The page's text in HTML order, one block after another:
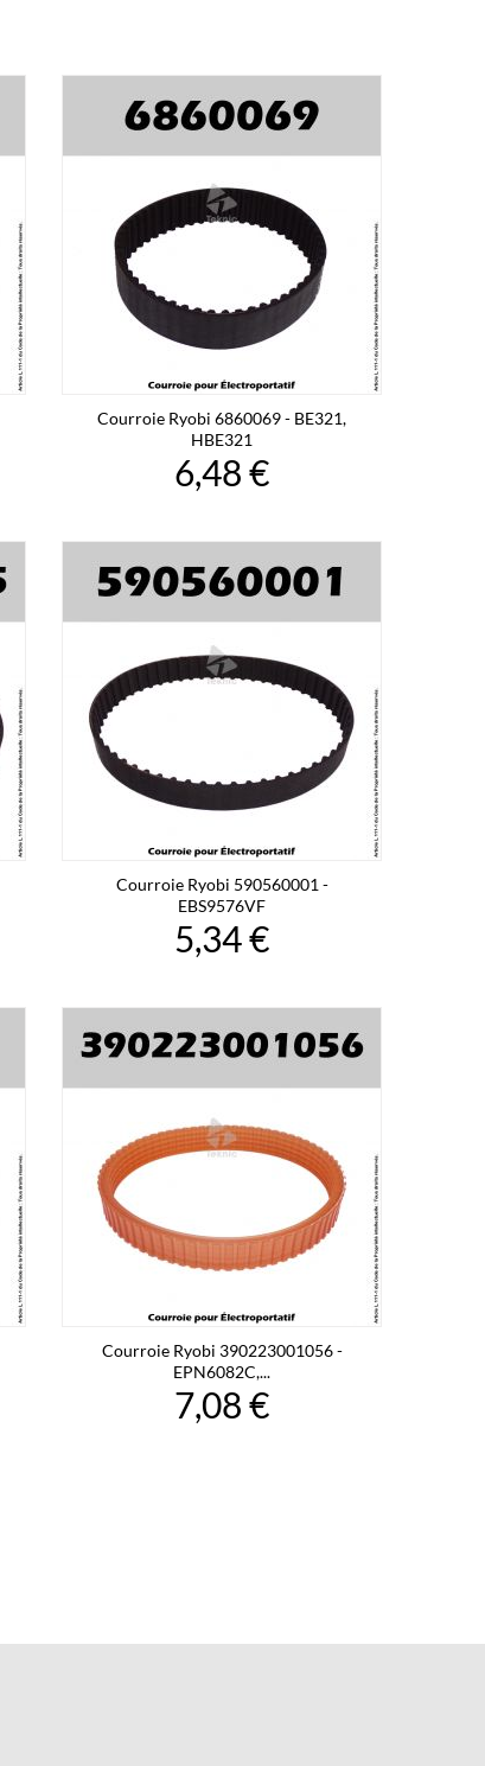
Courroie Ryobi 6860069 - BE321,
HBE321
6,48 €
Courroie Ryobi 590560001 -
EBS9576VF
5,34 €
Courroie Ryobi 390223001056 -
EPN6082C,...
7,08 €